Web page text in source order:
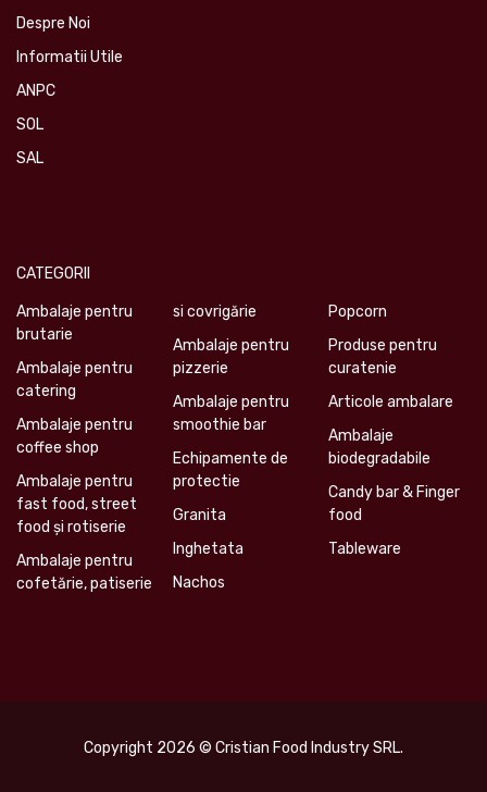
Despre Noi
Informatii Utile
ANPC
SOL
SAL
CATEGORII
Ambalaje pentru
brutarie
Ambalaje pentru
catering
Ambalaje pentru
coffee shop
Ambalaje pentru
fast food, street
food și rotiserie
Ambalaje pentru
cofetărie, patiserie
si covrigărie
Ambalaje pentru
pizzerie
Ambalaje pentru
smoothie bar
Echipamente de
protectie
Granita
Inghetata
Nachos
Popcorn
Produse pentru
curatenie
Articole ambalare
Ambalaje
biodegradabile
Candy bar & Finger
food
Tableware
Copyright 2026 © Cristian Food Industry SRL.